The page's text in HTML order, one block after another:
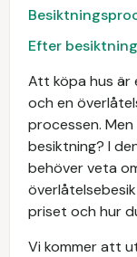
Efter
Att köpa hus är
och en
processen.
besiktning? I
behöver veta
priset och hur
Vi kommer att